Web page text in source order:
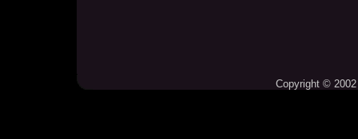
Copyright ©